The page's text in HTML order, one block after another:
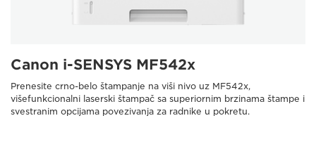
Canon i-SENSYS MF542x
Prenesite crno-belo štampanje na viši nivo uz MF542x,
višefunkcionalni laserski štampač sa superiornim brzinama štampe i
svestranim opcijama povezivanja za radnike u pokretu.